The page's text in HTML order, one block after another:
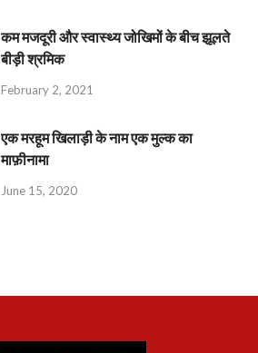
कम मजदूरी और स्वास्थ्य जोखिमों के बीच झूलते
बीड़ी श्रमिक
February 2, 2021
एक मरहूम खिलाड़ी के नाम एक मुल्क का
माफ़ीनामा
June 15, 2020